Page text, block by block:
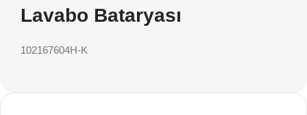
Lavabo Bataryası
102167604H-K